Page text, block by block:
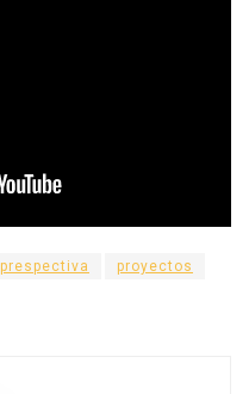
prespectiva proyectos